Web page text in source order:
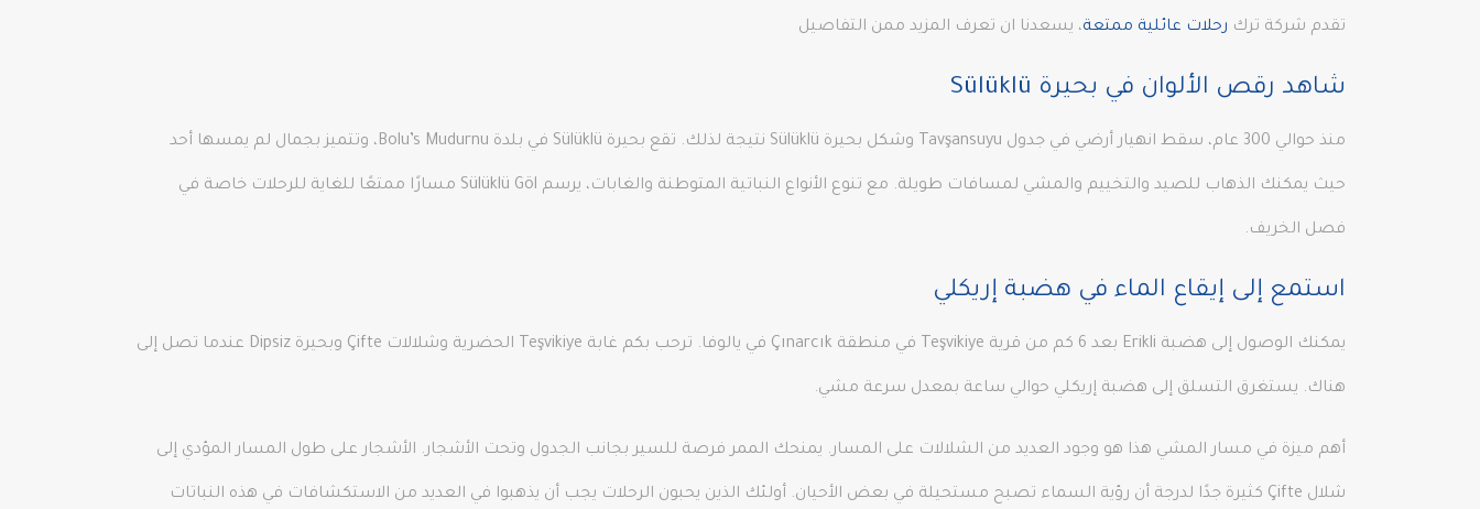
تقدم شركة ترك رحلات عائلية ممتعة، يسعدنا ان تعرف المزيد ممن التفاصيل
شاهد رقص الألوان في بحيرة Sülüklü
منذ حوالي 300 عام، سقط انهيار أرضي في جدول Tavşansuyu وشكل بحيرة Sülüklü نتيجة لذلك. تقع بحيرة Sülüklü في بلدة Bolu’s Mudurnu، وتتميز بجمال لم يمسها أحد
حيث يمكنك الذهاب للصيد والتخييم والمشي لمسافات طويلة. مع تنوع الأنواع النباتية المتوطنة والغابات، يرسم Sülüklü Göl مسارًا ممتعًا للغاية للرحلات خاصة في
فصل الخريف.
استمع إلى إيقاع الماء في هضبة إريكلي
يمكنك الوصول إلى هضبة Erikli بعد 6 كم من قرية Teşvikiye في منطقة Çınarcık في يالوفا. ترحب بكم غابة Teşvikiye الحضرية وشلالات Çifte وبحيرة Dipsiz عندما تصل إلى
هناك. يستغرق التسلق إلى هضبة إريكلي حوالي ساعة بمعدل سرعة مشي.
أهم ميزة في مسار المشي هذا هو وجود العديد من الشلالات على المسار. يمنحك الممر فرصة للسير بجانب الجدول وتحت الأشجار. الأشجار على طول المسار المؤدي إلى
شلال Çifte كثيرة جدًا لدرجة أن رؤية السماء تصبح مستحيلة في بعض الأحيان. أولئك الذين يحبون الرحلات يجب أن يذهبوا في العديد من الاستكشافات في هذه النباتات